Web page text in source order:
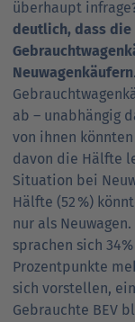
überhaupt
deutlich, dass
Neuwagenkäufern
ab – unabhängig
von ihnen
davon die Hälfte
Situation bei
Hälfte (52 %)
nur als
sprachen sich
Prozentpunkte
sich vorstellen,
Gebrauchte BEV